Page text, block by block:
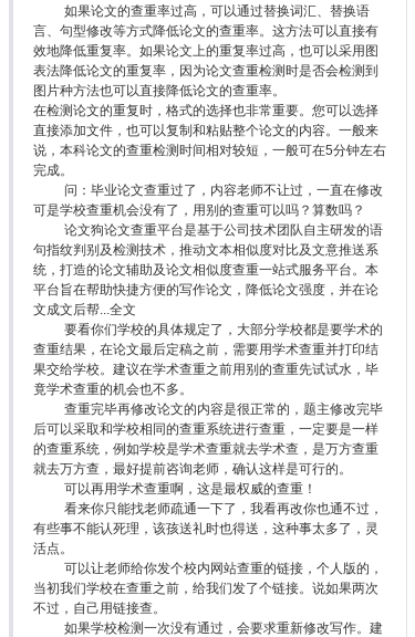
如果论文的查重率过高，可以通过替换词汇、替换语
言、句型修改等方式降低论文的查重率。这方法可以直接有
效地降低重复率。如果论文上的重复率过高，也可以采用图
表法降低论文的重复率，因为论文查重检测时是否会检测到
图片种方法也可以直接降低论文的查重率。
在检测论文的重复时，格式的选择也非常重要。您可以选择
直接添加文件，也可以复制和粘贴整个论文的内容。一般来
说，本科论文的查重检测时间相对较短，一般可在5分钟左右
完成。
问：毕业论文查重过了，内容老师不让过，一直在修改
可是学校查重机会没有了，用别的查重可以吗？算数吗？
论文狗论文查重平台是基于公司技术团队自主研发的语
句指纹判别及检测技术，推动文本相似度对比及文意推送系
统，打造的论文辅助及论文相似度查重一站式服务平台。本
平台旨在帮助快捷方便的写作论文，降低论文强度，并在论
文成文后帮...全文
要看你们学校的具体规定了，大部分学校都是要学术的
查重结果，在论文最后定稿之前，需要用学术查重并打印结
果交给学校。建议在学术查重之前用别的查重先试试水，毕
竟学术查重的机会也不多。
查重完毕再修改论文的内容是很正常的，题主修改完毕
后可以采取和学校相同的查重系统进行查重，一定要是一样
的查重系统，例如学校是学术查重就去学术查，是万方查重
就去万方查，最好提前咨询老师，确认这样是可行的。
可以再用学术查重啊，这是最权威的查重！
看来你只能找老师疏通一下了，我看再改你也通不过，
有些事不能认死理，该孩送礼时也得送，这种事太多了，灵
活点。
可以让老师给你发个校内网站查重的链接，个人版的，
当初我们学校在查重之前，给我们发了个链接。说如果两次
不过，自己用链接查。
如果学校检测一次没有通过，会要求重新修改写作。建